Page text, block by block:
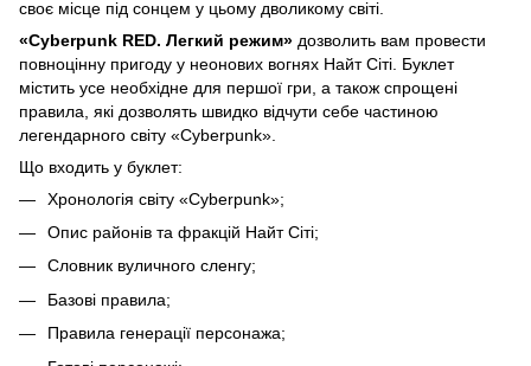
своє місце під сонцем у цьому дволикому світі.
«Cyberpunk RED. Легкий режим» дозволить вам провести
повноцінну пригоду у неонових вогнях Найт Сіті. Буклет
містить усе необхідне для першої гри, а також спрощені
правила, які дозволять швидко відчути себе частиною
легендарного світу «Cyberpunk».
Що входить у буклет:
Хронологія світу «Cyberpunk»;
Опис районів та фракцій Найт Сіті;
Словник вуличного сленгу;
Базові правила;
Правила генерації персонажа;